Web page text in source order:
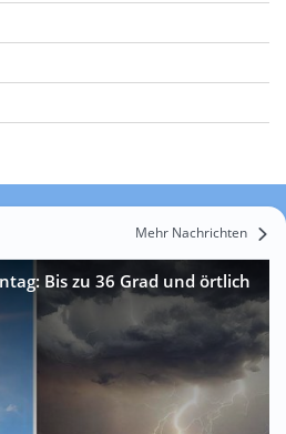
Mehr Nachrichten
Bis zu 36 Grad und örtlich